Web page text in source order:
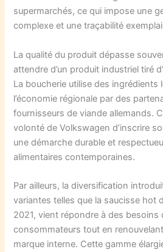
supermarchés, ce qui impose une
complexe et une traçabilité
La qualité du produit dépasse
attendre d’un produit industriel tiré
La boucherie utilise des ingrédients
l’économie régionale par des
fournisseurs de viande allemands.
volonté de Volkswagen d’inscrire
une démarche durable et
alimentaires contemporaines.
Par ailleurs, la diversification
variantes telles que la saucisse hot
2021, vient répondre à des besoins
consommateurs tout en
marque interne. Cette gamme